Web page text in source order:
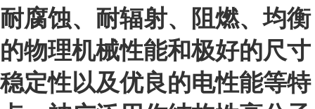
耐腐蚀、耐辐射、阻燃、均衡
的物理机械性能和极好的尺寸
稳定性以及优良的电性能等特